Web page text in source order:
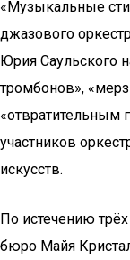
«Музыкальные
джазового
Юрия Саульского
тромбонов»,
«отвратительным
участников
искусств.
По истечению
бюро Майя